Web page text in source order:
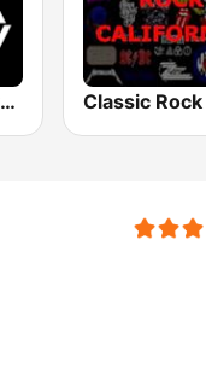
Hard Rock Heaven